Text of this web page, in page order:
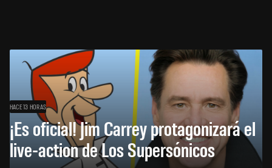
HACE 13 HORAS
¡Es oficial! Jim Carrey protagonizará el
live-action de Los Supersónicos